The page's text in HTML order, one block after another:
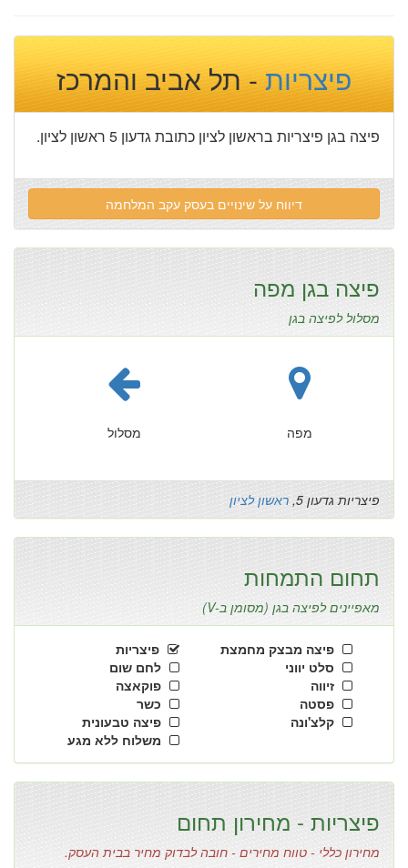
פיצריות- תל אביב והמרכז
פיצה בגן פיצריות בראשון לציון כתובת גדעון 5 ראשון לציון.
דיווח על שינויים בעסק עקב המלחמה
פיצה בגן מפה
מסלול לפיצה בגן
מפה מסלול
פיצריות גדעון 5, ראשון לציון
תחום התמחות
מאפיינים לפיצה בגן (מסומן ב-V)
פיצריות
פיצה מבצק מחמצת
לחם שום
סלט יווני
פוקאצה
זיווה
כשר
פסטה
פיצה טבעונית
קלצ'ונה
משלוח ללא מגע
פיצריות - מחירון תחום
מחירון כללי - טווח מחירים - חובה לבדוק מחיר בבית העסק.